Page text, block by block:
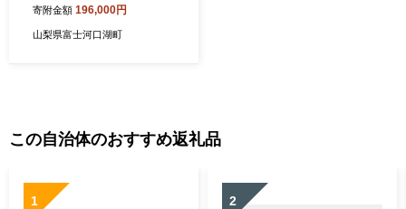
A7046
寄附金額 196,000円
山梨県富士河口湖町
この自治体のおすすめ返礼品
1 2